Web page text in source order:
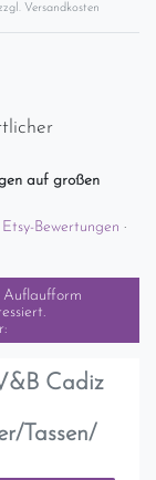
Versandkosten
auf großen
Etsy-Bewertungen ·
Auflaufform
Cadiz
Tassen/